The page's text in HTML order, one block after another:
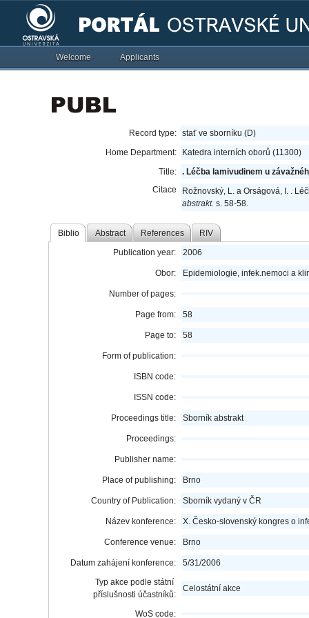
Welcome Applicants
Record type: stať ve sborníku (D)
Home Department:
Katedra interních oborů (11300)
Title: . Léčba lamivudinem u
Citace
Rožnovský, L. a Orságová, I. .
abstrakt. s. 58-58.
Biblio Abstract References RIV
Publication year: 2006
Obor: Epidemiologie, infek.nemoci a
Number of pages:
Page from: 58
Page to: 58
Form of publication:
ISBN code:
ISSN code:
Proceedings title: Sborník abstrakt
Proceedings:
Publisher name:
Place of publishing: Brno
Country of Publication: Sborník vydaný v ČR
Název konference: X. Česko-slovenský kongres o
Conference venue: Brno
Datum zahájení konference:
5/31/2006
Typ akce podle státní
příslušnosti účastníků:
Celostátní akce
WoS code: